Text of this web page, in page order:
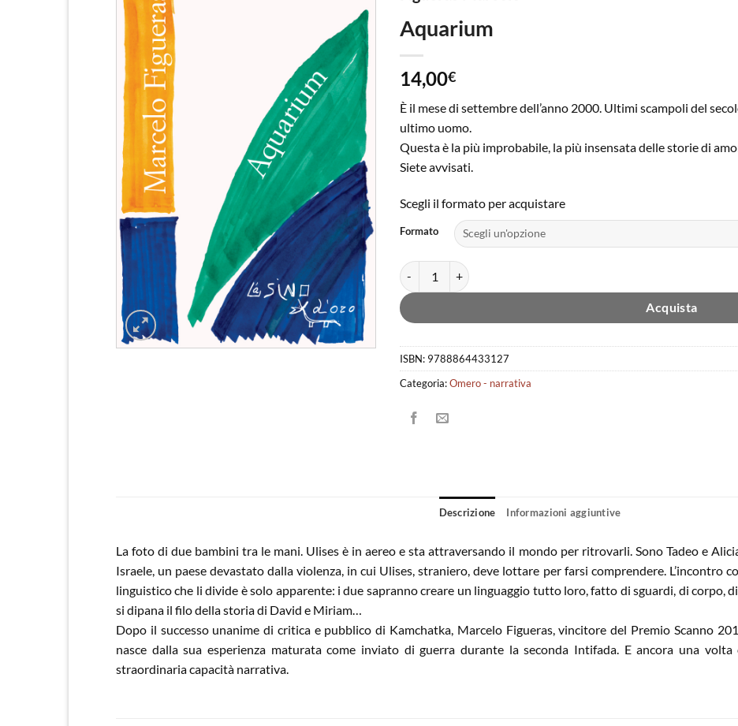
Aggiungi
alla lista
dei
desideri
Aquarium
14,00€
È il mese di settembre dell’anno 2000. Ultimi scampoli del
ultimo uomo.
Questa è la più improbabile, la più insensata delle storie di
Siete avvisati.
Scegli il formato per acquistare
Formato
Aquarium quantità
Acquista
ISBN: 9788864433127
Categoria:Omero - narrativa
Descrizione Informazioni aggiuntive
La foto di due bambini tra le mani. Ulises è in aereo e sta attraversando il mondo per ritrovarli. Sono Tadeo e
Israele, un paese devastato dalla violenza, in cui Ulises, straniero, deve lottare per farsi comprendere. L’incontro
linguistico che li divide è solo apparente: i due sapranno creare un linguaggio tutto loro, fatto di sguardi, di corpo,
si dipana il filo della storia di David e Miriam…
Dopo il successo unanime di critica e pubblico di Kamchatka, Marcelo Figueras, vincitore del Premio Scanno
nasce dalla sua esperienza maturata come inviato di guerra durante la seconda Intifada. E ancora una
straordinaria capacità narrativa.